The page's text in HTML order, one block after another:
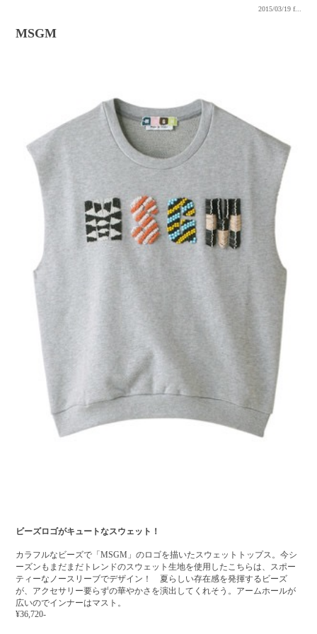
2015/03/19 f...
MSGM
ビーズロゴがキュートなスウェット！
カラフルなビーズで「MSGM」のロゴを描いたスウェットトップス。今シ
ーズンもまだまだトレンドのスウェット生地を使用したこちらは、スポー
ティーなノースリーブでデザイン！ 夏らしい存在感を発揮するビーズ
が、アクセサリー要らずの華やかさを演出してくれそう。アームホールが
広いのでインナーはマスト。
¥36,720-